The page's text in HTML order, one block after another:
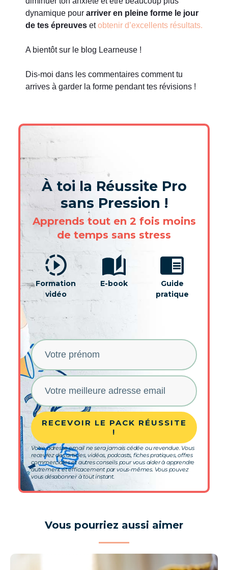
dynamique pour arriver en pleine forme le jour
de tes épreuves etobtenir d’excellents résultats.
A bientôt sur le blog Learneuse !
Dis-moi dans les commentaires comment tu
arrives à garder la forme pendant tes révisions !
À toi la Réussite Pro
sans Pression !
Apprends tout en 2 fois moins
de temps sans stress
Formation
vidéo
E-book
Guide
pratique
RECEVOIR LE PACK RÉUSSITE
!
Votre adresse email ne sera jamais cédée ou revendue. Vous
recevrez des articles, vidéos, podcasts, fiches pratiques, offres
commerciales et autres conseils pour vous aider à apprendre
autrement et efficacement par vous-mêmes. Vous pouvez
vous désabonner à tout instant.
Vous pourriez aussi aimer